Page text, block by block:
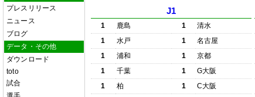
プレスリリース
ニュース
ブログ
データ・その他
ダウンロード
toto
試合
J1
1 鹿島 1
清水
1
水戸 1
名古屋
1
浦和 1
京都
1
千葉 1
G大阪
1
柏 1
C大阪